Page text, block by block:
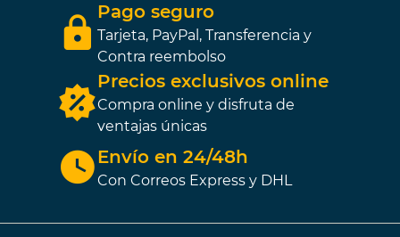
Pago seguro
Tarjeta, PayPal, Transferencia y
Contra reembolso
Precios exclusivos online
Compra online y disfruta de
ventajas únicas
Envío en 24/48h
Con Correos Express y DHL